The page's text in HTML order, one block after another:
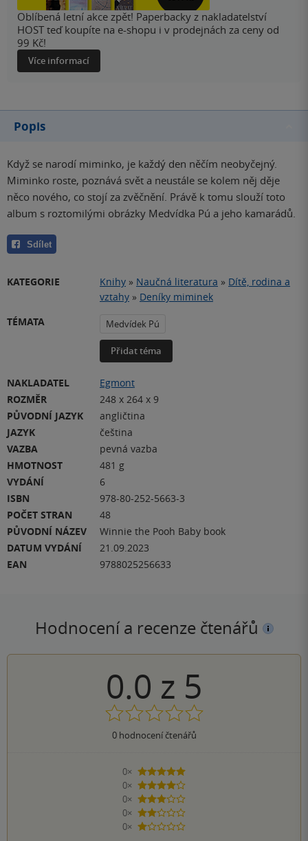
Oblíbená letní akce zpět! Paperbacky z nakladatelství
HOST teď koupíte na e-shopu i v prodejnách za ceny od
99 Kč!
Více informací
Popis
Když se narodí miminko, je každý den něčím neobyčejný.
Miminko roste, poznává svět a neustále se kolem něj děje
něco nového, co stojí za zvěčnění. Právě k tomu slouží toto
album s roztomilými obrázky Medvídka Pú a jeho kamarádů.
Sdílet
KATEGORIE Knihy » Naučná literatura » Dítě, rodina a
vztahy » Deníky miminek
TÉMATA
Medvídek Pú
Přidat téma
NAKLADATEL
Egmont
ROZMĚR
248 x 264 x 9
PŮVODNÍ JAZYK
angličtina
JAZYK
čeština
VAZBA
pevná vazba
HMOTNOST
481 g
VYDÁNÍ
6
ISBN
978-80-252-5663-3
POČET STRAN
48
PŮVODNÍ NÁZEV
Winnie the Pooh Baby book
DATUM VYDÁNÍ
21.09.2023
EAN
9788025256633
Hodnocení a recenze čtenářů
0.0 z 5
0hodnocení čtenářů
0×
5 hvězdiček
0×
4 hvězdičky
0×
3 hvězdičky
0×
2 hvězdičky
0×
1 hvezdička